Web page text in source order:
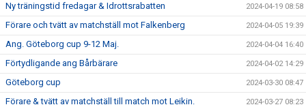
Ny träningstid fredagar & Idrottsrabatten 2024-04-19 08:58
Förare och tvätt av matchställ mot Falkenberg 2024-04-05 19:39
Ang. Göteborg cup 9-12 Maj. 2024-04-04 16:40
Förtydligande ang Bårbärare 2024-04-02 14:29
Göteborg cup 2024-03-30 08:47
Förare & tvätt av matchställ till match mot Leikin. 2024-03-27 08:23